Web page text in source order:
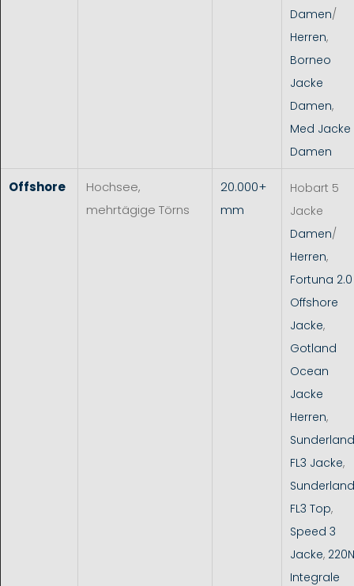
Damen/
Herren,
Borneo
Jacke
Damen,
Med Jacke
Damen
Offshore
Hochsee,
mehrtägige Törns
20.000+
mm
Hobart 5
Jacke
Damen/
Herren,
Fortuna 2.0
Offshore
Jacke,
Gotland
Ocean
Jacke
Herren,
Sunderland
FL3 Jacke,
Sunderland
FL3 Top,
Speed 3
Jacke, 220N
Integrale